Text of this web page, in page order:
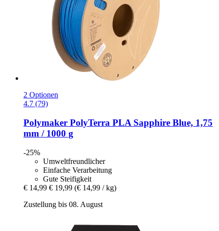
2 Optionen
4.7 (79)
Polymaker PolyTerra PLA Sapphire Blue, 1,75
mm / 1000 g
-25%
Umweltfreundlicher
Einfache Verarbeitung
Gute Steifigkeit
€ 14,99 € 19,99 (€ 14,99 / kg)
Zustellung bis 08. August